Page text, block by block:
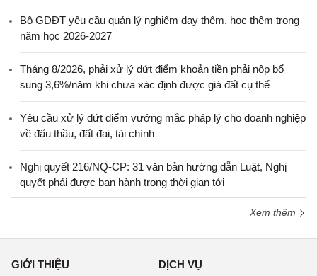
Bộ GDĐT yêu cầu quản lý nghiêm dạy thêm, học thêm trong
năm học 2026-2027
Tháng 8/2026, phải xử lý dứt điểm khoản tiền phải nộp bổ
sung 3,6%/năm khi chưa xác định được giá đất cụ thể
Yêu cầu xử lý dứt điểm vướng mắc pháp lý cho doanh nghiệp
về đấu thầu, đất đai, tài chính
Nghị quyết 216/NQ-CP: 31 văn bản hướng dẫn Luật, Nghị
quyết phải được ban hành trong thời gian tới
Xem thêm
GIỚI THIỆU DỊCH VỤ